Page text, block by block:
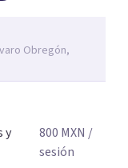
o cualquier
en lo que
sentido a
que llevas
escuchado o
aquí
Obregón,
y
800 MXN /
sesión